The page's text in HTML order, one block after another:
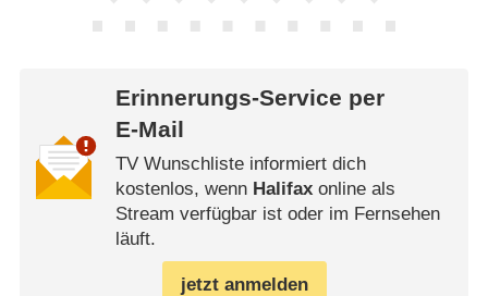
Erinnerungs-Service per
E-Mail
TV Wunschliste informiert dich
kostenlos, wenn Halifaxonline als
Stream verfügbar ist oder im Fernsehen
läuft.
jetzt anmelden